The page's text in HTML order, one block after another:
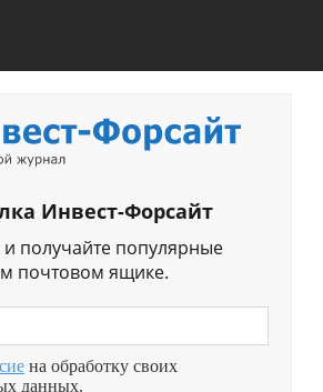
Инвест-Форсайт
получайте популярные
почтовом ящике.
на обработку своих
данных.